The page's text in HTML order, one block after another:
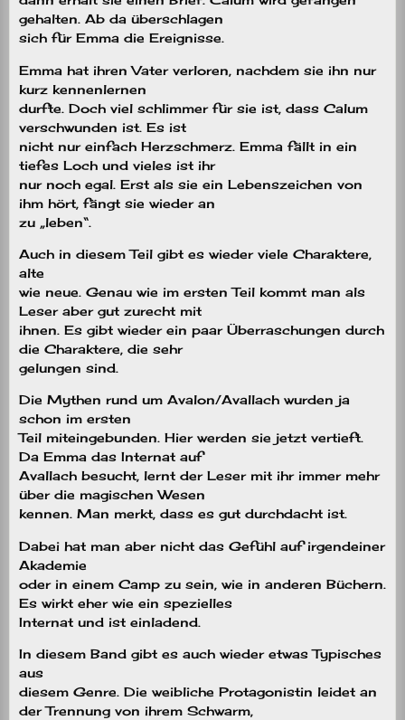
gehalten. Ab da überschlagen
sich für Emma die Ereignisse.
Emma hat ihren Vater verloren, nachdem sie ihn nur
kurz kennenlernen
durfte. Doch viel schlimmer für sie ist, dass Calum
verschwunden ist. Es ist
nicht nur einfach Herzschmerz. Emma fällt in ein
tiefes Loch und vieles ist ihr
nur noch egal. Erst als sie ein Lebenszeichen von
ihm hört, fängt sie wieder an
zu „leben“.
Auch in diesem Teil gibt es wieder viele Charaktere,
alte
wie neue. Genau wie im ersten Teil kommt man als
Leser aber gut zurecht mit
ihnen. Es gibt wieder ein paar Überraschungen durch
die Charaktere, die sehr
gelungen sind.
Die Mythen rund um Avalon/Avallach wurden ja
schon im ersten
Teil miteingebunden. Hier werden sie jetzt vertieft.
Da Emma das Internat auf
Avallach besucht, lernt der Leser mit ihr immer mehr
über die magischen Wesen
kennen. Man merkt, dass es gut durchdacht ist.
Dabei hat man aber nicht das Gefühl auf irgendeiner
Akademie
oder in einem Camp zu sein, wie in anderen Büchern.
Es wirkt eher wie ein spezielles
Internat und ist einladend.
In diesem Band gibt es auch wieder etwas Typisches
aus
diesem Genre. Die weibliche Protagonistin leidet an
der Trennung von ihrem Schwarm,